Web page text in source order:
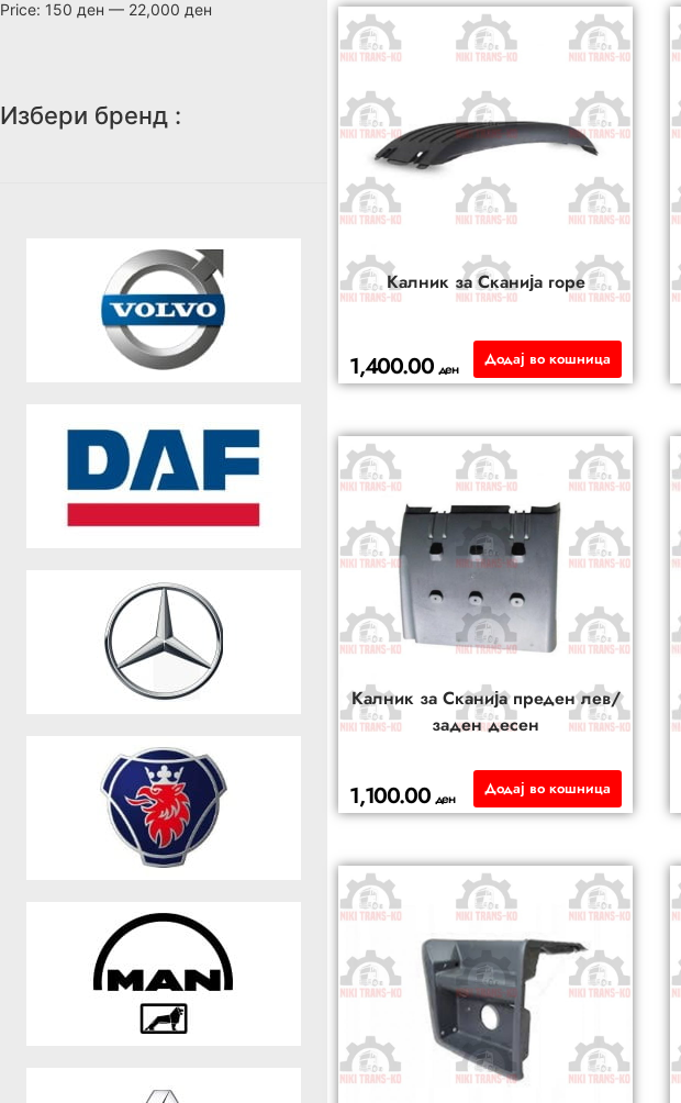
Price: 150 ден — 22,000 ден
Избери бренд :
Калник за Сканија горе
1,400.00 ден Додај во кошница
Калник за Сканија преден лев/
заден десен
1,100.00 ден Додај во кошница